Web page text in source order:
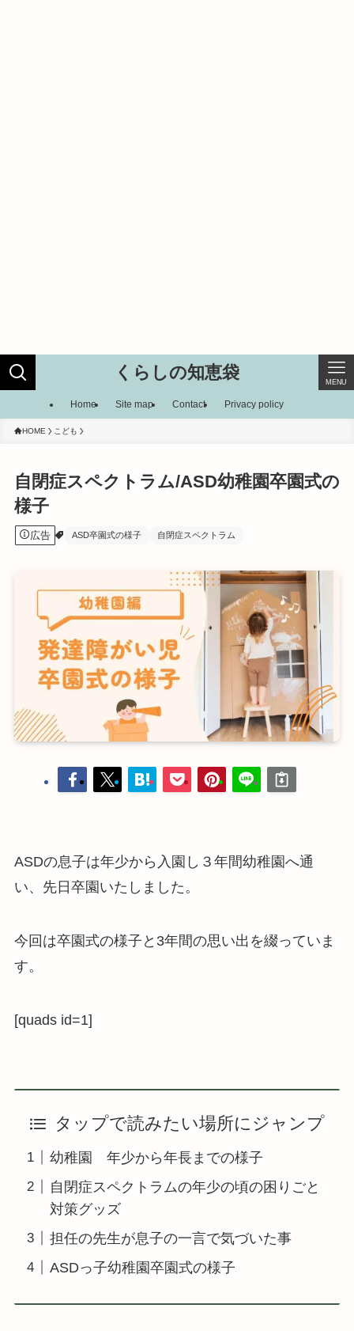
くらしの知恵袋 MENU
Home Site map Contact Privacy policy
HOME こども
自閉症スペクトラム/ASD幼稚園卒園式の
様子
広告 ASD卒園式の様子 自閉症スペクトラム
ASDの息子は年少から入園し３年間幼稚園へ通
い、先日卒園いたしました。
今回は卒園式の様子と3年間の思い出を綴っていま
す。
[quads id=1]
タップで読みたい場所にジャンプ
幼稚園 年少から年長までの様子
自閉症スペクトラムの年少の頃の困りごと
対策グッズ
担任の先生が息子の一言で気づいた事
ASDっ子幼稚園卒園式の様子